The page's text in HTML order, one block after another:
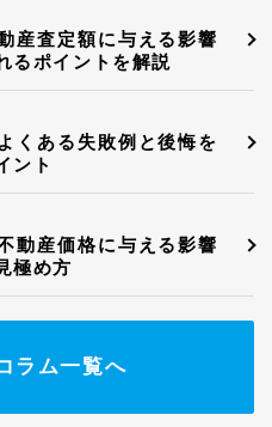
産査定額に与える影響
るポイントを解説
くある失敗例と後悔を
ント
動産価格に与える影響
極め方
ラム一覧へ